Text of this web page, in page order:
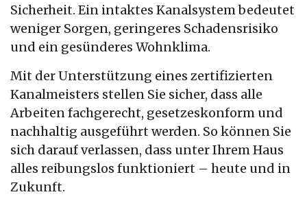
Sicherheit. Ein intaktes Kanalsystem bedeutet
weniger Sorgen, geringeres Schadensrisiko
und ein gesünderes Wohnklima.
Mit der Unterstützung eines zertifizierten
Kanalmeisters stellen Sie sicher, dass alle
Arbeiten fachgerecht, gesetzeskonform und
nachhaltig ausgeführt werden. So können Sie
sich darauf verlassen, dass unter Ihrem Haus
alles reibungslos funktioniert – heute und in
Zukunft.